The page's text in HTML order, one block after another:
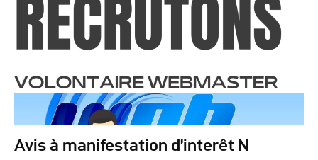
Avis à manifestation d’interêt N